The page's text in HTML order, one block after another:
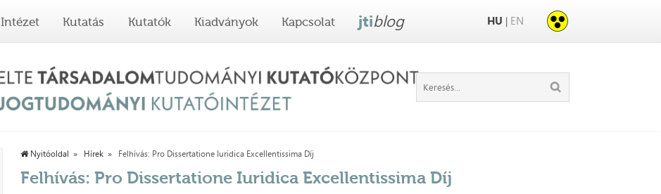
Intézet Kutatás Kutatók Kiadványok Kapcsolat jtiblog HU | EN
Nyitóoldal Hírek Felhívás: Pro Dissertatione Iuridica Excellentissima Díj
Felhívás: Pro Dissertatione Iuridica Excellentissima Díj